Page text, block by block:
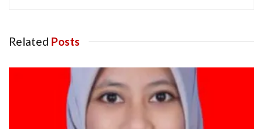
Related Posts